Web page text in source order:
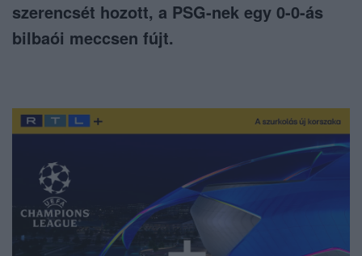
szerencsét hozott, a PSG-nek egy 0-0-ás
bilbaói meccsen fújt.